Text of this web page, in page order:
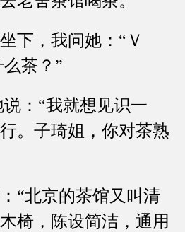
，我问她：“Ｖ
茶？”
：“我就想见识一
。子琦姐，你对茶熟
北京的茶馆又叫清
椅，陈设简洁，通用